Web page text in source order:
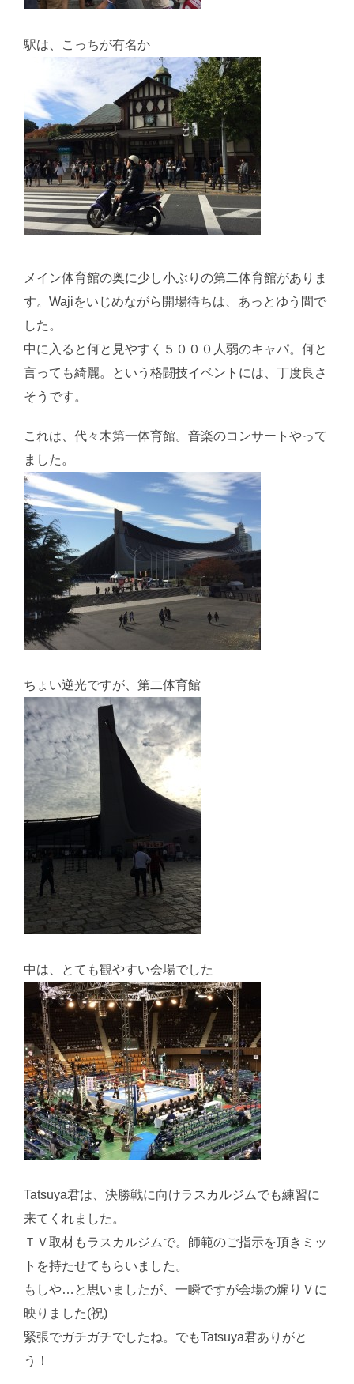
駅は、こっちが有名か
メイン体育館の奥に少し小ぶりの第二体育館がありま
す。Wajiをいじめながら開場待ちは、あっとゆう間で
した。
中に入ると何と見やすく５０００人弱のキャパ。何と
言っても綺麗。という格闘技イベントには、丁度良さ
そうです。
これは、代々木第一体育館。音楽のコンサートやって
ました。
ちょい逆光ですが、第二体育館
中は、とても観やすい会場でした
Tatsuya君は、決勝戦に向けラスカルジムでも練習に
来てくれました。
ＴＶ取材もラスカルジムで。師範のご指示を頂きミッ
トを持たせてもらいました。
もしや…と思いましたが、一瞬ですが会場の煽りＶに
映りました(祝)
緊張でガチガチでしたね。でもTatsuya君ありがと
う！